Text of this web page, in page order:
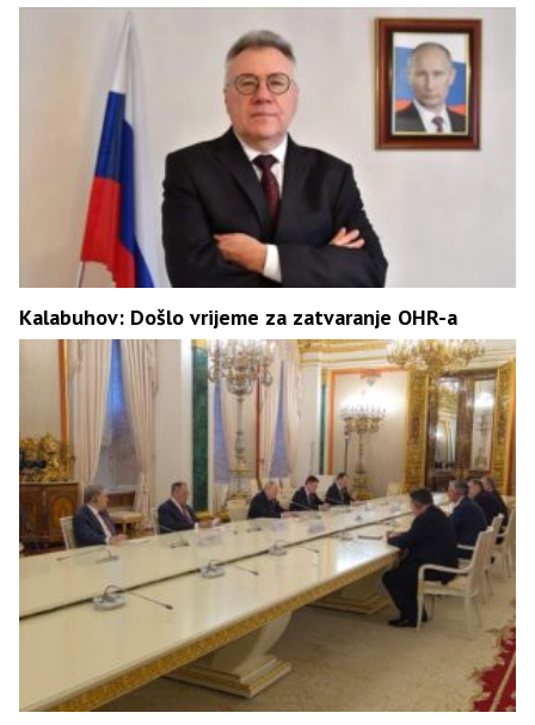
Kalabuhov: Došlo vrijeme za zatvaranje OHR-a